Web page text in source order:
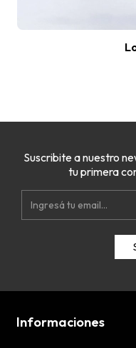
Suscribite a nuestro
tu primera
Informaciones